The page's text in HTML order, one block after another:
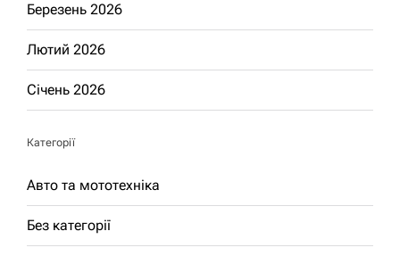
Березень 2026
Лютий 2026
Січень 2026
Категорії
Авто та мототехніка
Без категорії